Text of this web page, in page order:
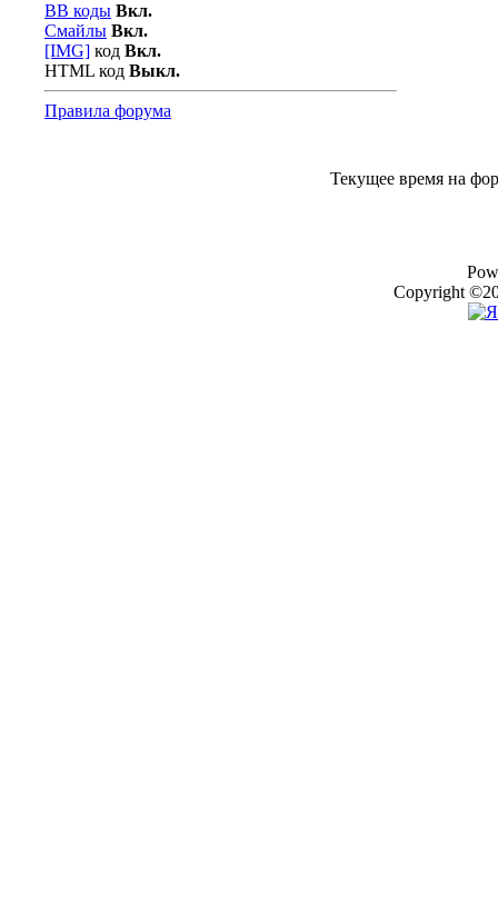
BB коды Вкл.
Смайлы Вкл.
[IMG] код Вкл.
HTML код Выкл.
Правила форума
Текущее время на
Copyright